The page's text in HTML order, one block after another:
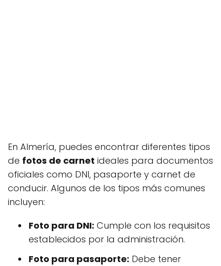
En Almería, puedes encontrar diferentes tipos
de fotos de carnet ideales para documentos
oficiales como DNI, pasaporte y carnet de
conducir. Algunos de los tipos más comunes
incluyen:
Foto para DNI: Cumple con los requisitos
establecidos por la administración.
Foto para pasaporte: Debe tener